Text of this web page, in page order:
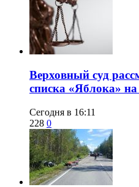
​Верховный суд
списка «Яблока»
Сегодня в 16:11
228 0